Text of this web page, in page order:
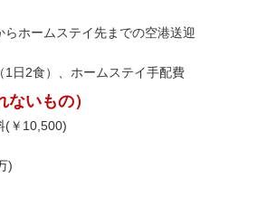
らホームステイ先までの空港送迎
1日2食）、ホームステイ手配費
いもの）
(￥10,500)
)